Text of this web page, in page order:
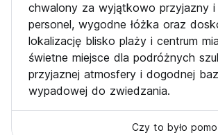
chwalony za wyjątkowo przyjazny
personel, wygodne łóżka oraz
lokalizację blisko plaży i centrum
świetne miejsce dla podróżnych
przyjaznej atmosfery i dogodnej
wypadowej do zwiedzania.
Czy to było